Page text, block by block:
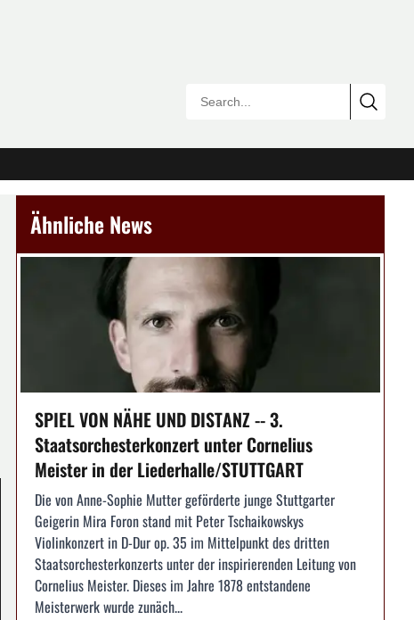
Ähnliche News
SPIEL VON NÄHE UND DISTANZ -- 3.
Staatsorchesterkonzert unter Cornelius
Meister in der Liederhalle/STUTTGART
Die von Anne-Sophie Mutter geförderte junge Stuttgarter
Geigerin Mira Foron stand mit Peter Tschaikowskys
Violinkonzert in D-Dur op. 35 im Mittelpunkt des dritten
Staatsorchesterkonzerts unter der inspirierenden Leitung von
Cornelius Meister. Dieses im Jahre 1878 entstandene
Meisterwerk wurde zunäch...